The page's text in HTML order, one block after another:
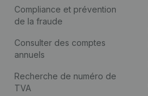
Compliance et prévention
de la fraude
Consulter des comptes
annuels
Recherche de numéro de
TVA